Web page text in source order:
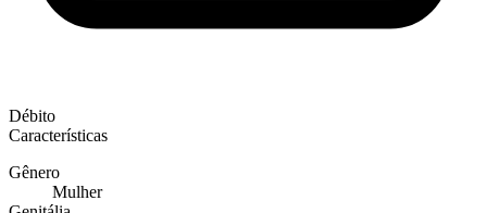
Débito
Características
Gênero
Mulher